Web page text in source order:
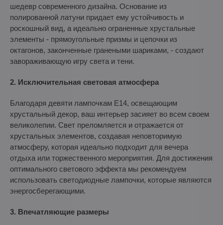
шедевр современного дизайна. Основание из
полированной латуни придает ему устойчивость и
роскошный вид, а идеально ограненные хрустальные
элементы - прямоугольные призмы и цепочки из
октагонов, законченные гранеными шариками, - создают
завораживающую игру света и тени.
2. Исключительная световая атмосфера
Благодаря девяти лампочкам E14, освещающим
хрустальный декор, ваш интерьер засияет во всем своем
великолепии. Свет преломляется и отражается от
хрустальных элементов, создавая неповторимую
атмосферу, которая идеально подходит для вечера
отдыха или торжественного мероприятия. Для достижения
оптимального светового эффекта мы рекомендуем
использовать светодиодные лампочки, которые являются
энергосберегающими.
3. Впечатляющие размеры